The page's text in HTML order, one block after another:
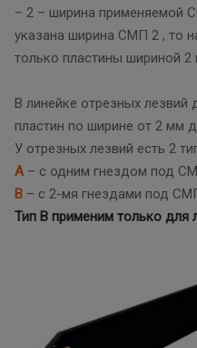
– 2 – ширина применяемой
указана ширина СМП 2 , то
только пластины шириной
В линейке отрезных
пластин по ширине от 2 мм
У отрезных лезвий есть 2
А – с одним гнездом под
В – с 2-мя гнездами под
Тип В применим только для